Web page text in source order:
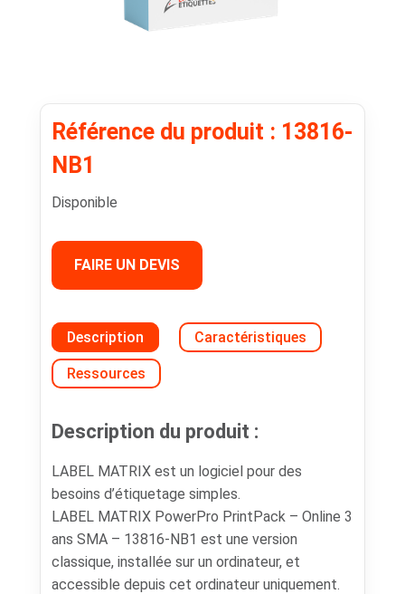
Référence du produit : 13816-
NB1
Disponible
FAIRE UN DEVIS
Description Caractéristiques
Ressources
Description du produit :
LABEL MATRIX est un logiciel pour des
besoins d’étiquetage simples.
LABEL MATRIX PowerPro PrintPack – Online 3
ans SMA – 13816-NB1 est une version
classique, installée sur un ordinateur, et
accessible depuis cet ordinateur uniquement.